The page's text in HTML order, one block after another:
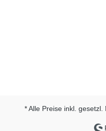
* Alle Preise inkl. gesetzl.